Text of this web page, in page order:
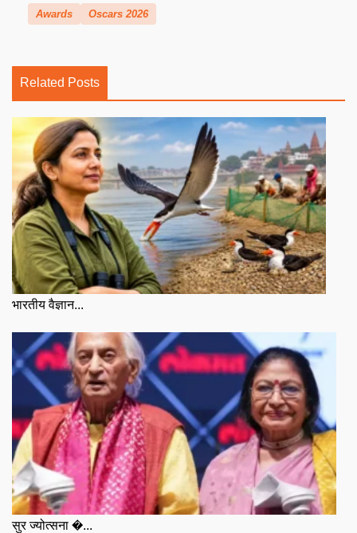
Awards Oscars 2026
Related Posts
भारतीय वैज्ञान...
सुर ज्योत्सना �...